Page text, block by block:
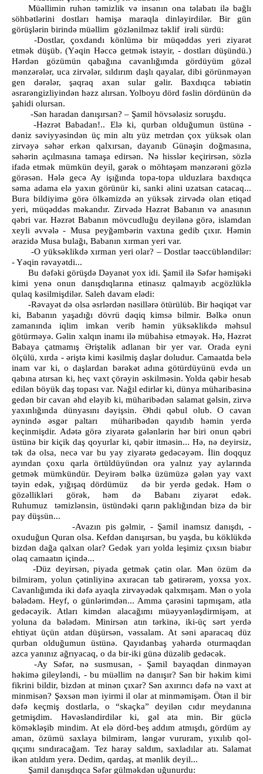
Müəllimin ruhən təmizlik və insanın ona təlabatı ilə bağlı
söhbətlərini dostları həmişə maraqla dinləyirdilər. Bir gün
görüşlərin birində müəllim gözlənilməz təklif irəli sürdü:
-Dostlar, çoxdandı könlümə bir müqəddəs yeri ziyarət
etmək düşüb. (Yəqin Həccə getmək istəyir, - dostları düşündü.)
Hərdən gözümün qabağına cavanlığımda gördüyüm gözəl
mənzərələr, uca zirvələr, sıldırım daşlı qayalar, dibi görünməyən
gen dərələr, şaqraq axan sular gəlir. Baxdıqca təbiətin
əsrarəngizliyindən həzz alırsan. Yolboyu dörd fəslin dördünün də
şahidi olursan.
-Sən haradan danışırsan? – Şamil hövsələsiz soruşdu.
-Həzrət Babadan!.. Elə ki, qurban olduğumun üstünə -
dəniz səviyyəsindən üç min altı yüz metrdən çox yüksək olan
zirvəyə səhər erkən qalxırsan, dayanıb Günəşin doğmasına,
səhərin açılmasına tamaşa edirsən. Nə hisslər keçirirsən, sözlə
ifadə etmək mümkün deyil, gərək o möhtəşəm mənzərəni gözlə
görəsən. Hələ gecə Ay işığında topa-topa ulduzlara baxdıqca
səma adama elə yaxın görünür ki, sanki əlini uzatsan catacaq...
Bura bildiyimə görə ölkəmizdə ən yüksək zirvədə olan etiqad
yeri, müqəddəs məkandır. Zirvədə Həzrət Babanın və anasının
qəbri var. Həzrət Babanın mövcudluğu deyilənə görə, islamdan
xeyli əvvələ - Musa peyğəmbərin vaxtına gedib çıxır. Həmin
ərazidə Musa bulağı, Babanın xırman yeri var.
-O yüksəklikdə xırman yeri olar? – Dostlar təəccübləndilər:
- Yəqin rəvayətdi...
Bu dəfəki görüşdə Dəyanət yox idi. Şamil ilə Səfər həmişəki
kimi yenə onun danışdıqlarına etinasız qalmayıb acgözlüklə
qulaq kəsilmişdilər. Saleh davam elədi:
-Rəvayət də olsa əsrlərdən nəsillərə ötürülüb. Bir həqiqət var
ki, Babanın yaşadığı dövrü dəqiq kimsə bilmir. Bəlkə onun
zamanında iqlim imkan verib həmin yüksəklikdə məhsul
götürməyə. Gəlin xalqın inamı ilə mübahisə etməyək. Hə, Həzrət
Babaya çatmamış Əriştəlik adlanan bir yer var. Orada eyni
ölçülü, xırda - əriştə kimi kəsilmiş daşlar doludur. Camaatda belə
inam var ki, o daşlardan bərəkət adına götürdüyünü evdə un
qabına atırsan ki, heç vaxt çörəyin əskilməsin. Yolda qəbir hesab
edilən böyük daş topası var. Nağıl edirlər ki, dünya müharibəsinə
gedən bir cavan əhd eləyib ki, müharibədən salamat gəlsin, zirvə
yaxınlığında dünyasını dəyişsin. Əhdi qəbul olub. O cavan
əynində əsgər paltarı müharibədən qayıdıb həmin yerdə
keçinmişdir. Adətə görə ziyarətə gələnlərin hər biri onun qəbri
üstünə bir kiçik daş qoyurlar ki, qəbir itməsin... Hə, nə deyirsiz,
tək də olsa, necə var bu yay ziyarətə gedəcəyəm. İlin doqquz
ayından çoxu qarla örtüldüyündən ora yalnız yay aylarında
getmək mümkündür. Deyirəm bəlkə üzümüzə gələn yay vaxt
təyin edək, yığışaq dördümüz də bir yerdə gedək. Həm o
gözəllikləri görək, həm də Babanı ziyarət edək.
Ruhumuz təmizlənsin, üstündəki qarın paklığından bizə də bir
pay düşsün...
-Avazın pis gəlmir, - Şamil inamsız danışdı, -
oxuduğun Quran olsa. Kefdən danışırsan, bu yaşda, bu köklükdə
bizdən dağa qalxan olar? Gedək yarı yolda leşimiz çıxsın biabır
olaq camaatın içində...
-Düz deyirsən, piyada getmək çətin olar. Mən özüm də
bilmirəm, yolun çətinliyinə axıracan tab gətirərəm, yoxsa yox.
Cavanlığımda iki dəfə ayaqla zirvəyədək qalxmışam. Mən o yola
bələdəm. Heyf, o günlərimdən... Amma çarəsini tapmışam, atla
gedəcəyik. Atları kimdən alacağımı müəyyənləşdirmişəm, at
yoluna da bələdəm. Minirsən atın tərkinə, iki-üç sərt yerdə
ehtiyat üçün atdan düşürsən, vəssalam. At səni aparacaq düz
qurban olduğumun üstünə. Qayıdanbaş yəhərdə oturmaqdan
azca yanınız ağrıyacaq, o da bir-iki günə düzəlib gedəcək.
-Ay Səfər, nə susmusan, - Şamil bayaqdan dinməyən
həkimə gileyləndi, - bu müəllim nə danışır? Sən bir həkim kimi
fikrini bildir, bizdən at minən çıxar? Sən axırıncı dəfə nə vaxt at
minmisən? Şəxsən mən iyirmi il olar at minməmişəm. Ötən il bir
dəfə keçmiş dostlarla, o “skaçka” deyilən cıdır meydanına
getmişdim. Həvəsləndirdilər ki, gəl ata min. Bir güclə
köməkləşib mindim. At elə dörd-beş addım atmışdı, gördüm ay
aman, özümü saxlaya bilmirəm, ləngər vururam, yıxılıb qol-
qıçımı sındıracağam. Tez haray saldım, saxladılar atı. Salamat
ikən atıldım yerə. Dedim, qardaş, at mənlik deyil...
Şamil danışdıqca Səfər gülməkdən uğunurdu: